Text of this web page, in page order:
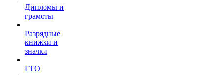
Дипломы и
грамоты
Разрядные
книжки и
значки
ГТО